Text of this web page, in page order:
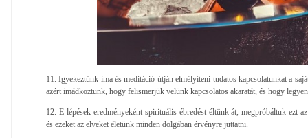
11. Igyekeztünk ima és meditáció útján elmélyíteni tudatos kapcsolatunkat a
azért imádkoztunk, hogy felismerjük velünk kapcsolatos akaratát, és hogy
12. E lépések eredményeként spirituális ébredést éltünk át, megpróbáltuk ezt
és ezeket az elveket életünk minden dolgában érvényre juttatni.